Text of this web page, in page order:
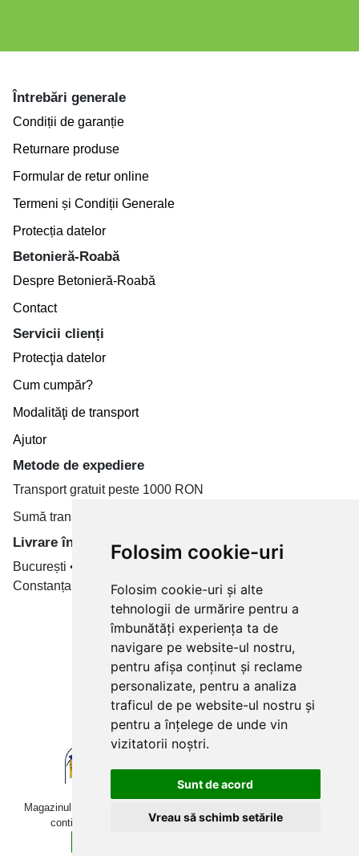
Folosim cookie-uri
Folosim cookie-uri și alte
tehnologii de urmărire pentru a
îmbunătăți experiența ta de
navigare pe website-ul nostru,
pentru afișa conținut și reclame
personalizate, pentru a analiza
traficul de pe website-ul nostru și
pentru a înțelege de unde vin
vizitatorii noștri.
Sunt de acord
Vreau să schimb setările
Magazinul online betoniera-roaba.ro folosește cookies. Navigând în
continuare, îți exprimi acordul pentru folosirea acestora.
Întrebări generale
Condiții de garanție
Returnare produse
Formular de retur online
Termeni și Condiții Generale
Protecția datelor
Betonieră-Roabă
Despre Betonieră-Roabă
Contact
Servicii clienți
Protecţia datelor
Cum cumpăr?
Modalităţi de transport
Ajutor
Metode de expediere
Transport gratuit peste 1000 RON
Sumă transport de la 19.99 RON
Livrare în toate țară
București • Cluj-Napoca • Brașov • Timișoara • Iași •
Constanța • Craiova
Plăți cu card bancar prin